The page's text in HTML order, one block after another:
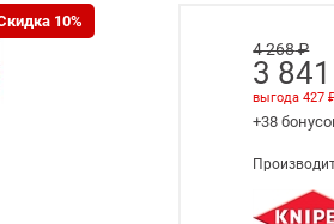
10%
4 268 ₽
3 841
выгода427
+38